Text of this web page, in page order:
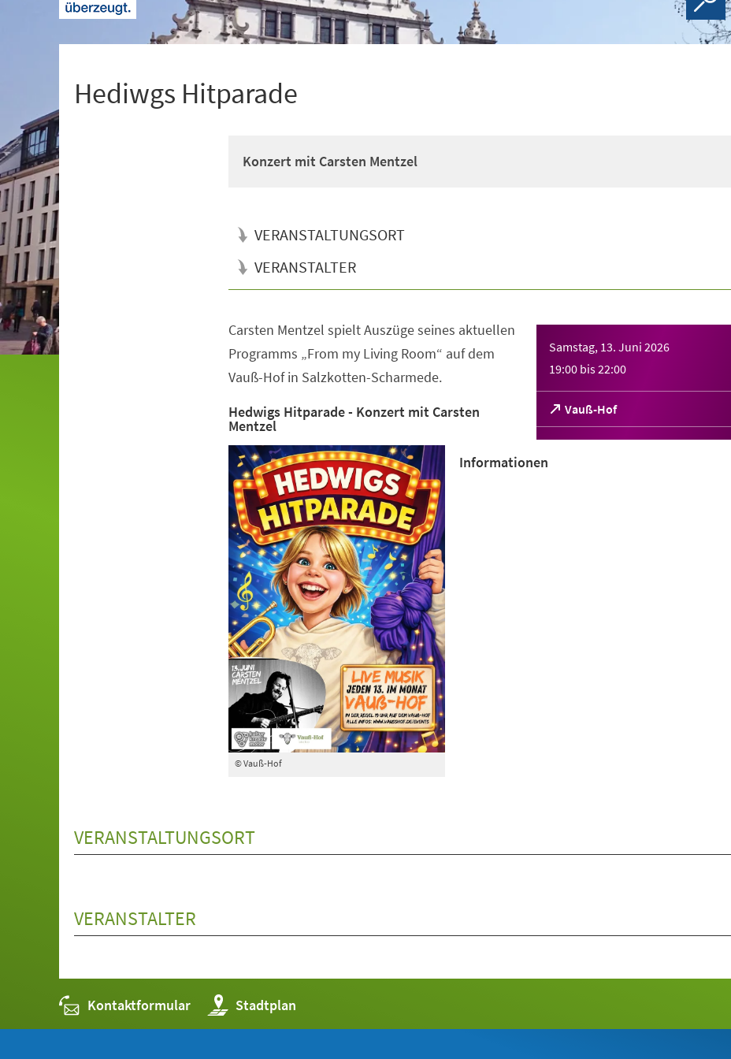
Hediwgs Hitparade
Konzert mit Carsten Mentzel
VERANSTALTUNGSORT
VERANSTALTER
Samstag, 13. Juni 2026
19:00 bis22:00
Vauß-Hof
(Öffnet
in
einem
Carsten Mentzel spielt Auszüge seines aktuellen
Programms „From my Living Room“ auf dem
Vauß-Hof in Salzkotten-Scharmede.
Hedwigs Hitparade - Konzert mit Carsten
Mentzel
© Vauß-Hof
Informationen
VERANSTALTUNGSORT
VERANSTALTER
Kontaktformular Stadtplan
(Öffnet
in
einem